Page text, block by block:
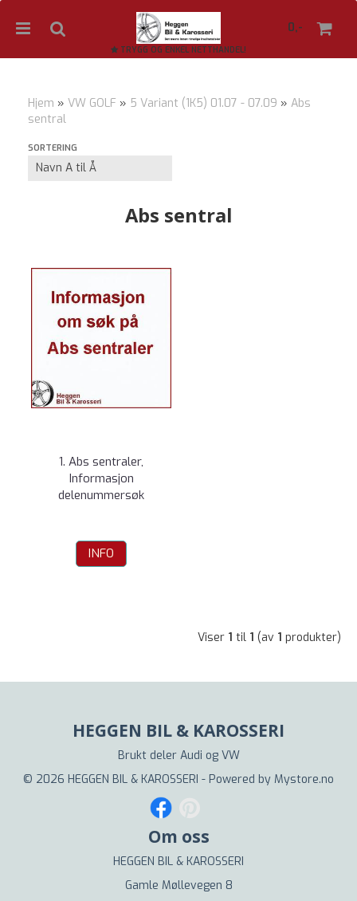
0,-
TRYGG OG ENKEL NETTHANDEL!
Hjem » VW GOLF » 5 Variant (1K5) 01.07 - 07.09 » Abs
sentral
SORTERING
Abs sentral
1. Abs sentraler,
Informasjon
delenummersøk
INFO
Viser 1 til 1 (av 1 produkter)
HEGGEN BIL & KAROSSERI
Brukt deler Audi og VW
© 2026 HEGGEN BIL & KAROSSERI - Powered by Mystore.no
Om oss
HEGGEN BIL & KAROSSERI
Gamle Møllevegen 8